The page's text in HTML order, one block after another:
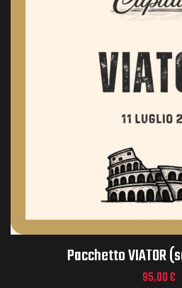
Pacchetto VIATOR
95,00€